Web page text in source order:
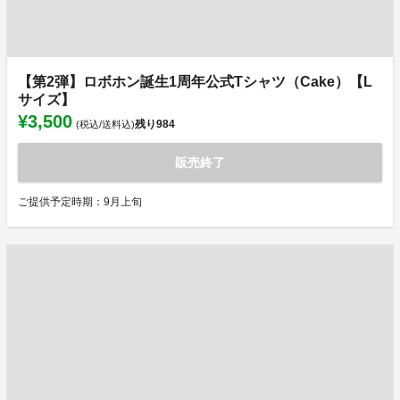
【第2弾】ロボホン誕生1周年公式Tシャツ（Cake）【L
サイズ】
¥3,500 (税込/送料込)残り984
販売終了
ご提供予定時期：9月上旬